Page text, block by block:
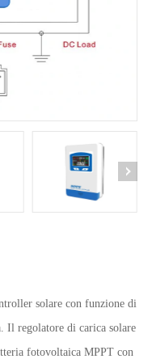
solare con funzione di
Il regolatore di carica solare
fotovoltaica MPPT con